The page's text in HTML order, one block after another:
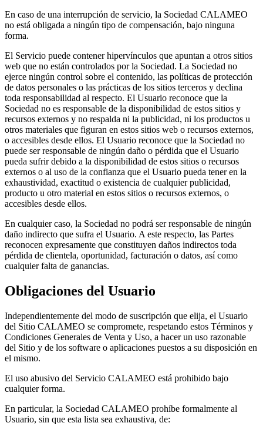
En caso de una interrupción de servicio, la Sociedad CALAMEO
no está obligada a ningún tipo de compensación, bajo ninguna
forma.
El Servicio puede contener hipervínculos que apuntan a otros sitios
web que no están controlados por la Sociedad. La Sociedad no
ejerce ningún control sobre el contenido, las políticas de protección
de datos personales o las prácticas de los sitios terceros y declina
toda responsabilidad al respecto. El Usuario reconoce que la
Sociedad no es responsable de la disponibilidad de estos sitios y
recursos externos y no respalda ni la publicidad, ni los productos u
otros materiales que figuran en estos sitios web o recursos externos,
o accesibles desde ellos. El Usuario reconoce que la Sociedad no
puede ser responsable de ningún daño o pérdida que el Usuario
pueda sufrir debido a la disponibilidad de estos sitios o recursos
externos o al uso de la confianza que el Usuario pueda tener en la
exhaustividad, exactitud o existencia de cualquier publicidad,
producto u otro material en estos sitios o recursos externos, o
accesibles desde ellos.
En cualquier caso, la Sociedad no podrá ser responsable de ningún
daño indirecto que sufra el Usuario. A este respecto, las Partes
reconocen expresamente que constituyen daños indirectos toda
pérdida de clientela, oportunidad, facturación o datos, así como
cualquier falta de ganancias.
Obligaciones del Usuario
Independientemente del modo de suscripción que elija, el Usuario
del Sitio CALAMEO se compromete, respetando estos Términos y
Condiciones Generales de Venta y Uso, a hacer un uso razonable
del Sitio y de los software o aplicaciones puestos a su disposición en
el mismo.
El uso abusivo del Servicio CALAMEO está prohibido bajo
cualquier forma.
En particular, la Sociedad CALAMEO prohíbe formalmente al
Usuario, sin que esta lista sea exhaustiva, de: